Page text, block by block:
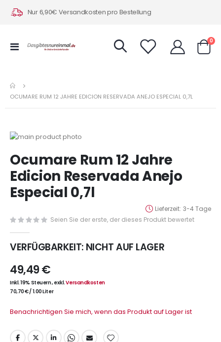
Nur 6,90€ Versandkosten pro Bestellung
Navigation
0
OCUMARE RUM 12 JAHRE EDICION RESERVADA ANEJO ESPECIAL 0,7L
Zum
der
Bildergalerie
springen
Anfang
der
Bildergalerie
springen
Ocumare Rum 12 Jahre
Edicion Reservada Anejo
Especial 0,7l
Lieferzeit 3-4 Tage
Seien Sie der erste, der dieses Produkt bewertet
VERFÜGBARKEIT: NICHT AUF LAGER
49,49 €
Inkl. 19% Steuern,exkl.Versandkosten
70,70 €/1.00 Liter
Benachrichtigen Sie mich, wenn das Produkt auf Lager ist